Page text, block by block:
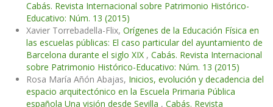
Cabás. Revista Internacional sobre Patrimonio Histórico-
Educativo: Núm. 13 (2015)
Xavier Torrebadella-Flix, Orígenes de la Educación Física en
las escuelas públicas: El caso particular del ayuntamiento de
Barcelona durante el siglo XIX , Cabás. Revista Internacional
sobre Patrimonio Histórico-Educativo: Núm. 13 (2015)
Rosa María Añón Abajas, Inicios, evolución y decadencia del
espacio arquitectónico en la Escuela Primaria Pública
española Una visión desde Sevilla , Cabás. Revista